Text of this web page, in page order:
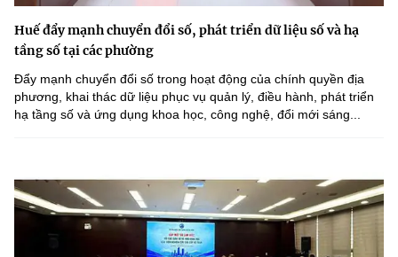
Huế đẩy mạnh chuyển đổi số, phát triển dữ liệu số và hạ
tầng số tại các phường
Đẩy mạnh chuyển đổi số trong hoạt động của chính quyền địa
phương, khai thác dữ liệu phục vụ quản lý, điều hành, phát triển
hạ tầng số và ứng dụng khoa học, công nghệ, đổi mới sáng...